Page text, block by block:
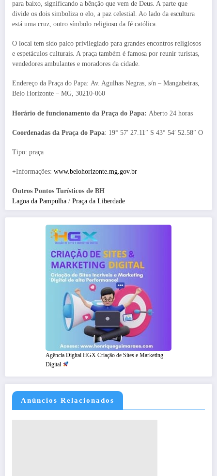
para baixo, significando a bênção que vem de Deus. A parte que
divide os dois simboliza o elo, a paz celestial. Ao lado da escultura
está uma cruz, outro símbolo religioso da fé católica.
O local tem sido palco privilegiado para grandes encontros religiosos
e espetáculos culturais. A praça também é famosa por reunir turistas,
vendedores ambulantes e moradores da cidade.
Endereço da Praça do Papa: Av. Agulhas Negras, s/n – Mangabeiras,
Belo Horizonte – MG, 30210-060
Horário de funcionamento da Praça do Papa: Aberto 24 horas
Coordenadas da Praça do Papa: 19° 57′ 27.11″ S 43° 54′ 52.58″ O
Tipo: praça
+Informações: www.belohorizonte.mg.gov.br
Outros Pontos Turísticos de BH
Lagoa da Pampulha / Praça da Liberdade
Agência Digital HGX Criação de Sites e Marketing
Digital
Anúncios Relacionados